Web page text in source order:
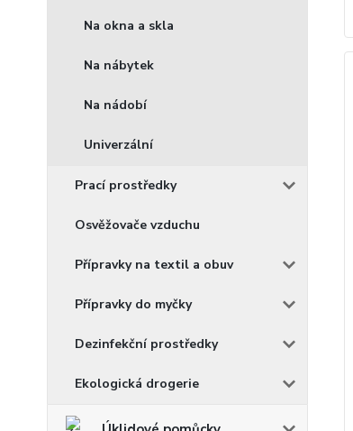
Na okna a skla
Na nábytek
Na nádobí
Univerzální
Prací prostředky
Osvěžovače vzduchu
Přípravky na textil a obuv
Přípravky do myčky
Dezinfekční prostředky
Ekologická drogerie